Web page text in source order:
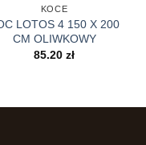
KOCE
LOTOS 4 150 X 200
CM OLIWKOWY
85.20 zł